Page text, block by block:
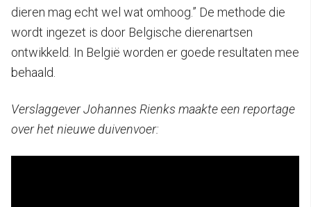
dieren mag echt wel wat omhoog.” De methode die
wordt ingezet is door Belgische dierenartsen
ontwikkeld. In België worden er goede resultaten mee
behaald.
Verslaggever Johannes Rienks maakte een reportage
over het nieuwe duivenvoer: